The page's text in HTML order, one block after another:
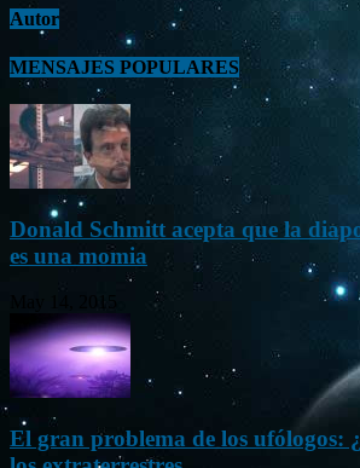
Autor
MENSAJES POPULARES
Donald Schmitt acepta que la
es una momia
El gran problema de los ufólogos: